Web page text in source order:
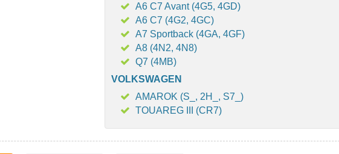
A6 C7 Avant (4G5, 4GD)
A6 C7 (4G2, 4GC)
A7 Sportback (4GA, 4GF)
A8 (4N2, 4N8)
Q7 (4MB)
VOLKSWAGEN
AMAROK (S_, 2H_, S7_)
TOUAREG III (CR7)